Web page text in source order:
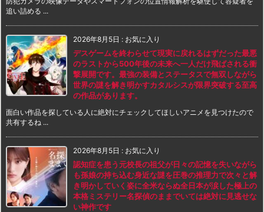
追い詰める ...
2026年8月5日 : お気に入り
デスゲームを終わらせて現実に戻れるはずだった最悪
のラストから500年後の未来へ一人だけ飛ばされる衝
撃展開です。最強の装備とステータスで無双しながら
世界の謎を解き明かすカタルシスが限界突破する至高
の作品があります。
面白い作品を探している人に絶対にチェックしてほしいアニメを見つけたので
共有するね ...
2026年8月5日 : お気に入り
認知症を患う元校長の祖父が日々の記憶を失いながら
も孫娘の持ち込む身近な謎を圧巻の推理力で次々と解
き明かしていく姿に全米ならぬ全日本が涙した極上の
本格ミステリー名探偵のままでいては絶対に見逃せな
い神作です